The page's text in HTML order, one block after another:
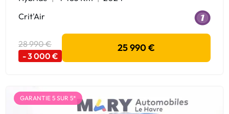
Crit'Air
28 990 €
- 3 000 €
25 990 €
GARANTIE 5 SUR 5*